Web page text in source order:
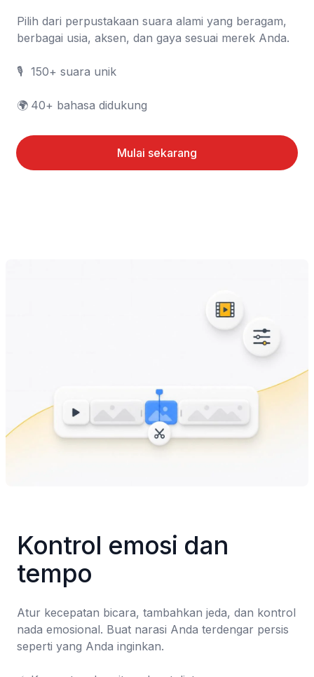
Pilih dari perpustakaan suara alami yang beragam,
berbagai usia, aksen, dan gaya sesuai merek Anda.
🎙️	150+ suara unik
🌍	40+ bahasa didukung
Mulai sekarang
Kontrol emosi dan
tempo
Atur kecepatan bicara, tambahkan jeda, dan kontrol
nada emosional. Buat narasi Anda terdengar persis
seperti yang Anda inginkan.